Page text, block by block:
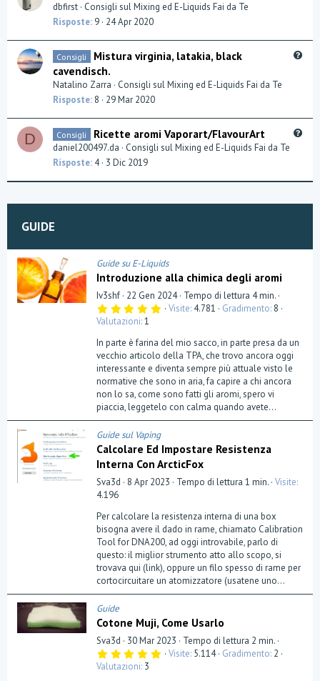
dbfirst Consigli sul Mixing ed E-Liquids Fai da Te
Risposte 9 24 Apr 2020
i
Consigli
Mistura virginia, latakia, black
cavendisch.
Natalino Zarra
Consigli sul Mixing ed E-Liquids Fai da Te
Risposte 8 29 Mar 2020
D
t
Consigli Ricette aromi Vaporart/FlavourArt
daniel200497.da
Consigli sul Mixing ed E-Liquids Fai da Te
Risposte 4 3 Dic 2019
GUIDE
Guide su E-Liquids
Introduzione alla chimica degli aromi
Iv3shf 22 Gen 2024 Tempo di lettura 4 min.
5
0
s
t
e
l
l
a
(
e
)
Visite 4.781 Gradimento 8
Valutazioni 1
In parte è farina del mio sacco, in parte presa da un
vecchio articolo della TPA, che trovo ancora oggi
interessante e diventa sempre più attuale visto le
normative che sono in aria, fa capire a chi ancora
non lo sa, come sono fatti gli aromi, spero vi
piaccia, leggetelo con calma quando avete...
Guide sul Vaping
Calcolare Ed Impostare Resistenza
Interna Con ArcticFox
Sva3d 8 Apr 2023 Tempo di lettura 1 min. Visite
4.196
Per calcolare la resistenza interna di una box
bisogna avere il dado in rame, chiamato Calibration
Tool for DNA200, ad oggi introvabile, parlo di
questo: il miglior strumento atto allo scopo, si
trovava qui (link), oppure un filo spesso di rame per
cortocircuitare un atomizzatore (usatene uno...
Guide
Cotone Muji, Come Usarlo
Sva3d 30 Mar 2023
Tempo di lettura 2 min.
5 Visite 5.114 Gradimento 2
Valutazioni 3